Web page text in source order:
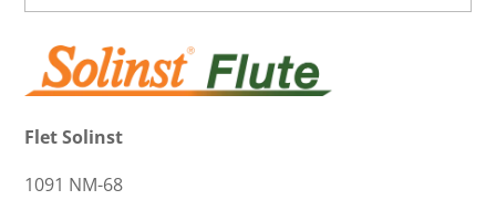
Flet Solinst
1091 NM-68